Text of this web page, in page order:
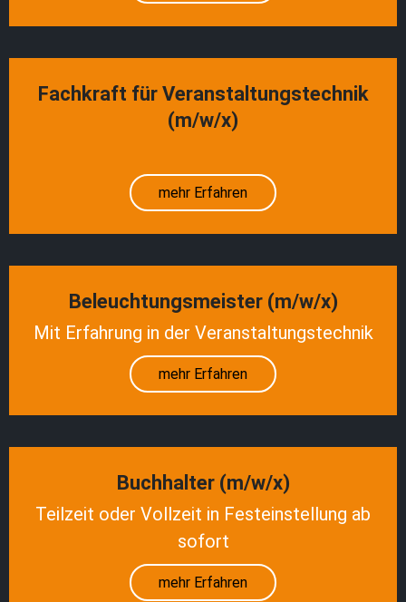
Fachkraft für Veranstaltungstechnik
(m/w/x)
mehr Erfahren
Beleuchtungsmeister (m/w/x)
Mit Erfahrung in der Veranstaltungstechnik
mehr Erfahren
Buchhalter (m/w/x)
Teilzeit oder Vollzeit in Festeinstellung ab
sofort
mehr Erfahren